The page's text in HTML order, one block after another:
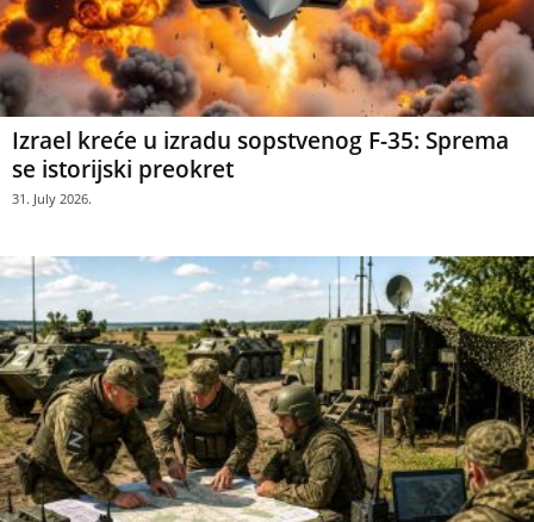
Izrael kreće u izradu sopstvenog F-35: Sprema
se istorijski preokret
31. July 2026.